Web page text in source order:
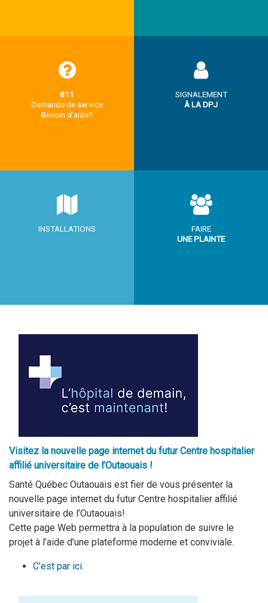
811
Demande de service
Besoin d'aide?
SIGNALEMENT
À LA DPJ
INSTALLATIONS
FAIRE
UNE PLAINTE
Visitez la nouvelle page internet du futur Centre hospitalier
affilié universitaire de l’Outaouais !
Santé Québec Outaouais est fier de vous présenter la
nouvelle page internet du futur Centre hospitalier affilié
universitaire de l’Outaouais!
Cette page Web permettra à la population de suivre le
projet à l’aide d’une plateforme moderne et conviviale.
C’est par ici.